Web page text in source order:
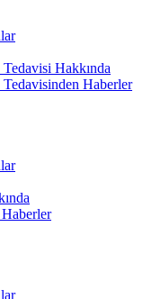
Hakkında
Haberler